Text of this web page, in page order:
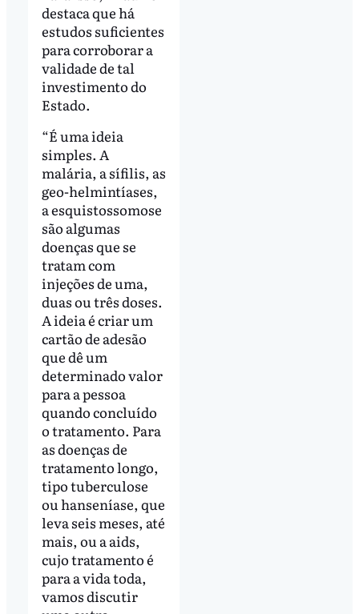
destaca que há
estudos suficientes
para corroborar a
validade de tal
investimento do
Estado.
“É uma ideia
simples. A
malária, a sífilis, as
geo-helmintíases,
a esquistossomose
são algumas
doenças que se
tratam com
injeções de uma,
duas ou três doses.
A ideia é criar um
cartão de adesão
que dê um
determinado valor
para a pessoa
quando concluído
o tratamento. Para
as doenças de
tratamento longo,
tipo tuberculose
ou hanseníase, que
leva seis meses, até
mais, ou a aids,
cujo tratamento é
para a vida toda,
vamos discutir